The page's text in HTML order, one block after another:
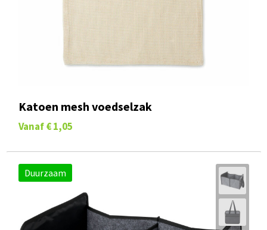
Katoen mesh voedselzak
Vanaf € 1,05
Duurzaam